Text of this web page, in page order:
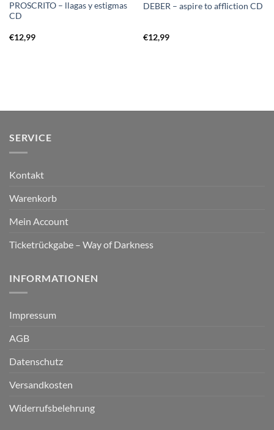
PROSCRITO – llagas y estigmas
CD
€12,99
DEBER – aspire to affliction CD
€12,99
SERVICE
Kontakt
Warenkorb
Mein Account
Ticketrückgabe – Way of Darkness
INFORMATIONEN
Impressum
AGB
Datenschutz
Versandkosten
Widerrufsbelehrung